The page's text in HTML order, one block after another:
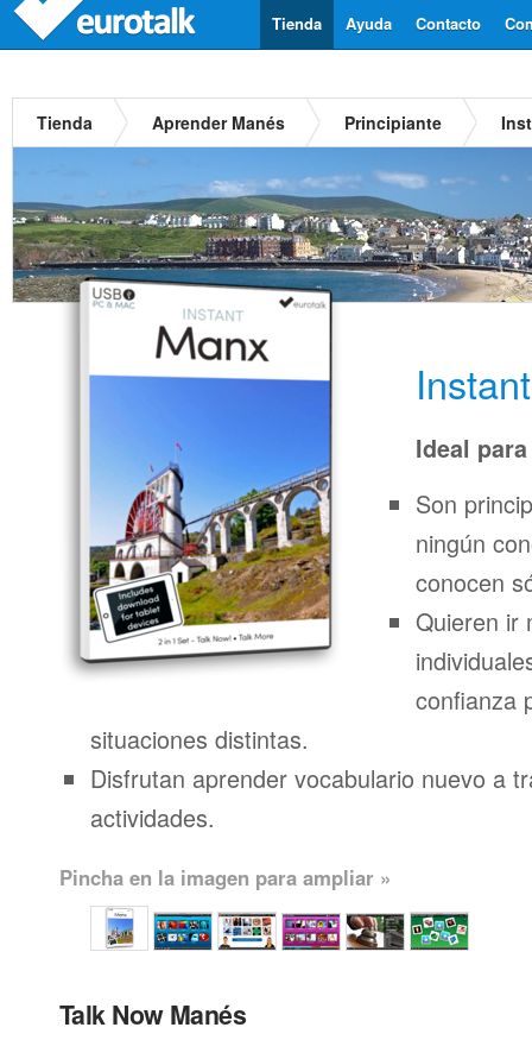
Contacto
Ayuda
Tienda
Tienda Aprender Manés Principiante
Ideal
Son
ningún
conocen
Quieren ir
confianza
situaciones distintas.
Disfrutan aprender vocabulario nuevo a
actividades.
Pincha en la imagen para ampliar »
Talk Now Manés